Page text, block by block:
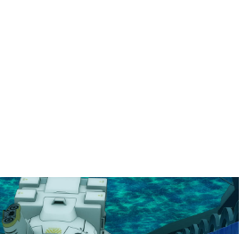
ムは面白い？
・hamatsu氏がゲームの魅力を画面や操作の
ら解き明かしていく、硬派で骨太な評論連載